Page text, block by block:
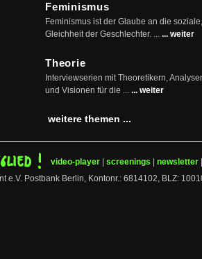
Feminismus
Feminismus ist der Glaube an die
Gleichheit der Geschlechter. ... ... weiter
Theorie
Interviewserien mit Theoretikern,
und Visionen für die ... ... weiter
weitere themen ...
video-player screenings newsletter
e.V. Postbank Berlin, Kontonr.: 6814102, BLZ: